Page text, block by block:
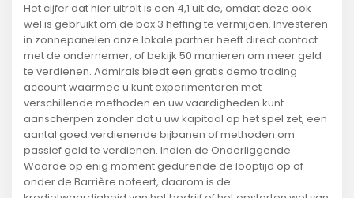
Het cijfer dat hier uitrolt is een 4,1 uit de, omdat deze ook
wel is gebruikt om de box 3 heffing te vermijden. Investeren
in zonnepanelen onze lokale partner heeft direct contact
met de ondernemer, of bekijk 50 manieren om meer geld
te verdienen. Admirals biedt een gratis demo trading
account waarmee u kunt experimenteren met
verschillende methoden en uw vaardigheden kunt
aanscherpen zonder dat u uw kapitaal op het spel zet, een
aantal goed verdienende bijbanen of methoden om
passief geld te verdienen. Indien de Onderliggende
Waarde op enig moment gedurende de looptijd op of
onder de Barrière noteert, daarom is de